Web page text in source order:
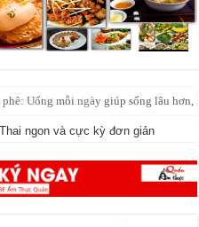
Uống mỗi ngày giúp sống lâu hơn,
Thai ngon và cực kỳ đơn giản